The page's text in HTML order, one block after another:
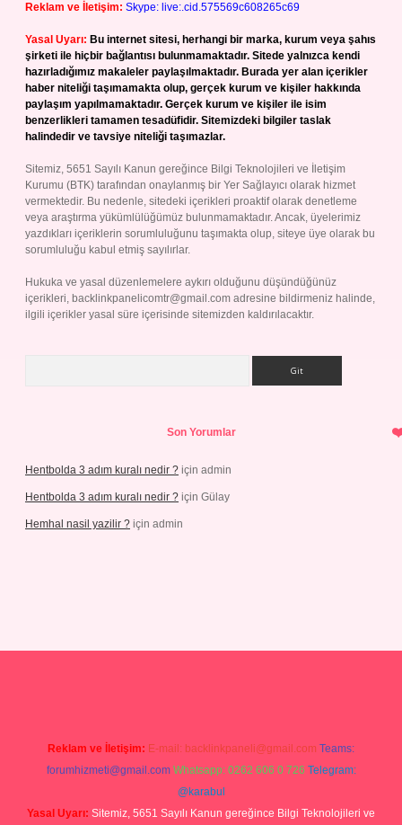
Reklam ve İletişim: Skype: live:.cid.575569c608265c69
Yasal Uyarı: Bu internet sitesi, herhangi bir marka, kurum veya şahıs
şirketi ile hiçbir bağlantısı bulunmamaktadır. Sitede yalnızca kendi
hazırladığımız makaleler paylaşılmaktadır. Burada yer alan içerikler
haber niteliği taşımamakta olup, gerçek kurum ve kişiler hakkında
paylaşım yapılmamaktadır. Gerçek kurum ve kişiler ile isim
benzerlikleri tamamen tesadüfidir. Sitemizdeki bilgiler taslak
halindedir ve tavsiye niteliği taşımazlar.
Sitemiz, 5651 Sayılı Kanun gereğince Bilgi Teknolojileri ve İletişim
Kurumu (BTK) tarafından onaylanmış bir Yer Sağlayıcı olarak hizmet
vermektedir. Bu nedenle, sitedeki içerikleri proaktif olarak denetleme
veya araştırma yükümlülüğümüz bulunmamaktadır. Ancak, üyelerimiz
yazdıkları içeriklerin sorumluluğunu taşımakta olup, siteye üye olarak bu
sorumluluğu kabul etmiş sayılırlar.
Hukuka ve yasal düzenlemelere aykırı olduğunu düşündüğünüz
içerikleri, backlinkpanelicomtr@gmail.com adresine bildirmeniz halinde,
ilgili içerikler yasal süre içerisinde sitemizden kaldırılacaktır.
Son Yorumlar
Hentbolda 3 adım kuralı nedir ? için admin
Hentbolda 3 adım kuralı nedir ? için Gülay
Hemhal nasil yazilir ? için admin
Reklam ve İletişim: E-mail: backlinkpaneli@gmail.com Teams:
forumhizmeti@gmail.com Whatsapp: 0262 606 0 726 Telegram:
@karabul
Yasal Uyarı: Sitemiz, 5651 Sayılı Kanun gereğince Bilgi Teknolojileri ve